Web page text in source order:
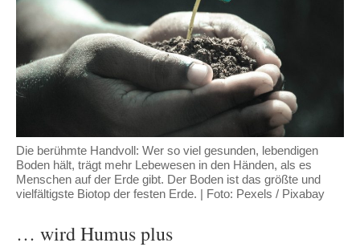
Die berühmte Handvoll: Wer so viel gesunden, lebendigen
Boden hält, trägt mehr Lebewesen in den Händen, als es
Menschen auf der Erde gibt. Der Boden ist das größte und
vielfältigste Biotop der festen Erde. | Foto: Pexels / Pixabay
… wird Humus plus